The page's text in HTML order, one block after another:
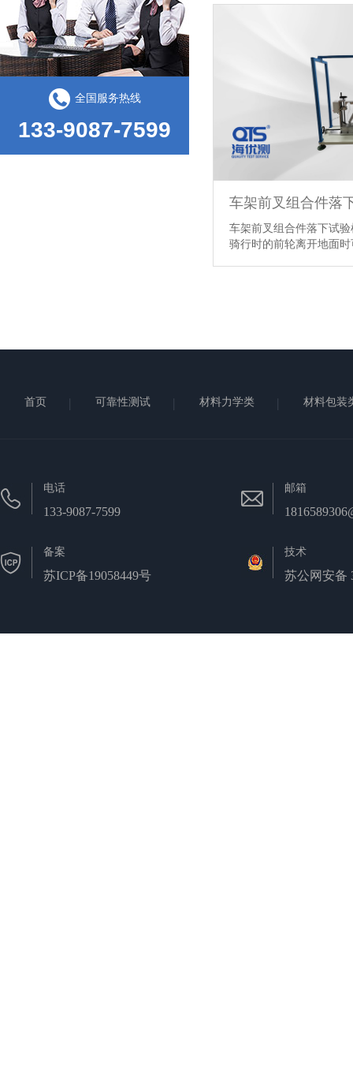
车架前叉组合件落
车架前叉组合件落下试
骑行时的前轮离开地面
纸箱抗压试验有哪些标准
全国服务热线
133-9087-7599
首页 可靠性测试 材料力学类 材料包装
电话
133-9087-7599
邮箱
备案
苏ICP备19058449号
技术
苏公网安备